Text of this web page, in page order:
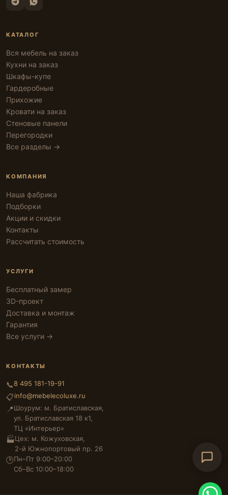
КАТАЛОГ
Вся мебель на заказ
Кухни на заказ
Шкафы-купе
Гардеробные
Прихожие
Кровати на заказ
Стеновые панели
Перегородки
Все разделы →
КОМПАНИЯ
Наша фабрика
Подборки
Акции и скидки
Контакты
Рассчитать стоимость
УСЛУГИ
Бесплатный замер
3D-проект
Доставка и монтаж
Гарантия
Все услуги →
КОНТАКТЫ
📞8 495 181-19-91
📋info@mebelecoluxe.ru
📍Шоурум: м. Братиславская,
ул. Братиславская 18 к1,
ТЦ «Интерьер»
🏭Цех: м. Кожуховская,
2-й Южнопортовый пр. 26
🕑Пн–Пт 9:00–20:00
Сб–Вс 10:00–18:00